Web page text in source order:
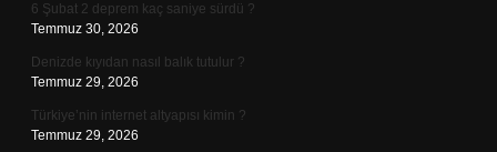
6 Şubat 2 deprem kaç saniye sürdü ?
Temmuz 30, 2026
Denizde kıyıdan nasıl balık tutulur ?
Temmuz 29, 2026
Türkiye’nin internet altyapısı kimin ?
Temmuz 29, 2026